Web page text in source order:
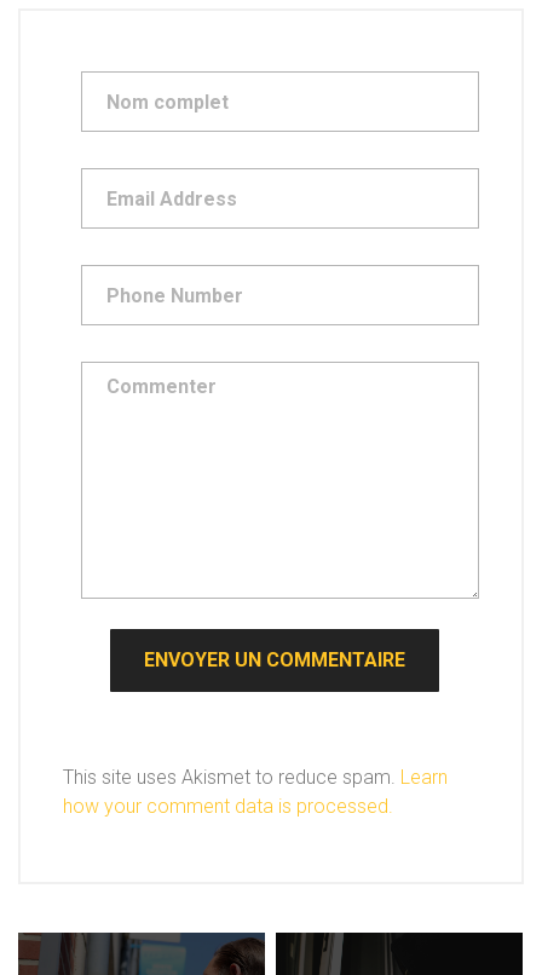
This site uses Akismet to reduce spam. Learn
how your comment data is processed.